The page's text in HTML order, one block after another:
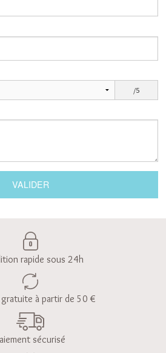
/5
rapide sous 24h
gratuite à partir de 50 €
sécurisé